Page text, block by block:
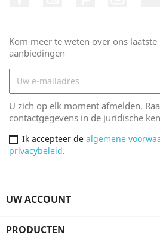
Kom meer te weten over ons
aanbiedingen
U zich op elk moment afmelden.
contactgegevens in de juridische
Ik accepteer de algemene
privacybeleid.
UW ACCOUNT
PRODUCTEN